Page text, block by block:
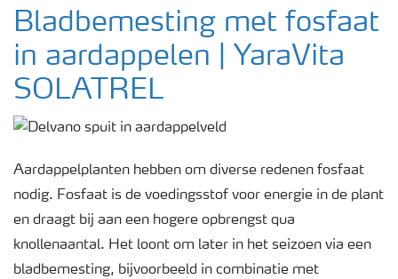
Nieuwsbrieven
Gewassen
Meststoffen
Toolbox
Grow the future
Bladbemesting met fosfaat
in aardappelen | YaraVita
SOLATREL
Aardappelplanten hebben om diverse redenen fosfaat
nodig. Fosfaat is de voedingsstof voor energie in de plant
en draagt bij aan een hogere opbrengst qua
knollenaantal. Het loont om later in het seizoen via een
bladbemesting, bijvoorbeeld in combinatie met